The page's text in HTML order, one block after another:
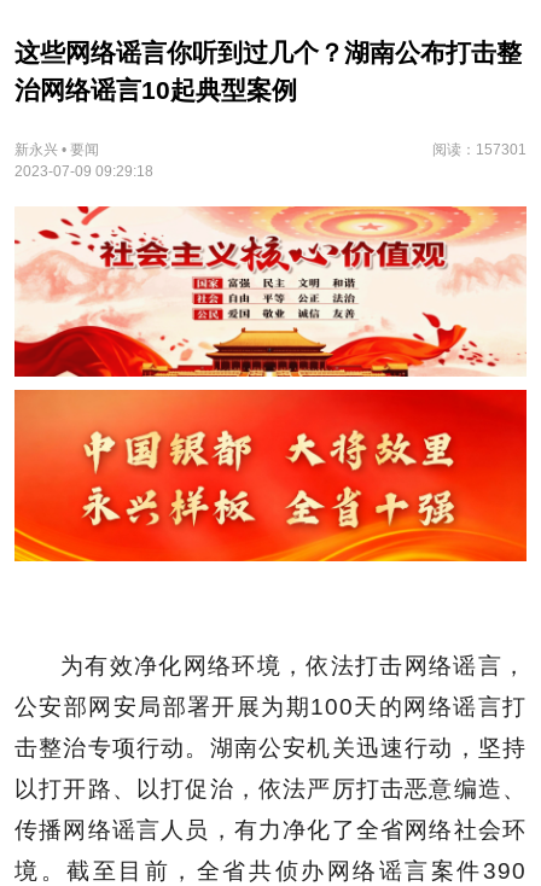
这些网络谣言你听到过几个？湖南公布打击整
治网络谣言10起典型案例
新永兴 • 要闻
阅读：157301
2023-07-09 09:29:18
为有效净化网络环境，依法打击网络谣言，
公安部网安局部署开展为期100天的网络谣言打
击整治专项行动。湖南公安机关迅速行动，坚持
以打开路、以打促治，依法严厉打击恶意编造、
传播网络谣言人员，有力净化了全省网络社会环
境。截至目前，全省共侦办网络谣言案件390